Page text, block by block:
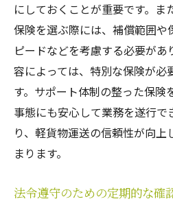
にしておくことが重要です。ま
保険を選ぶ際には、補償範囲や
ピードなどを考慮する必要があ
容によっては、特別な保険が必
す。サポート体制の整った保険
事態にも安心して業務を遂行で
り、軽貨物運送の信頼性が向
まります。
法令遵守のための定期的な確